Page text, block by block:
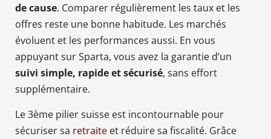
de cause. Comparer régulièrement les taux et les
offres reste une bonne habitude. Les marchés
évoluent et les performances aussi. En vous
appuyant sur Sparta, vous avez la garantie d’un
suivi simple, rapide et sécurisé, sans effort
supplémentaire.
Le 3ème pilier suisse est incontournable pour
sécuriser sa retraite et réduire sa fiscalité. Grâce